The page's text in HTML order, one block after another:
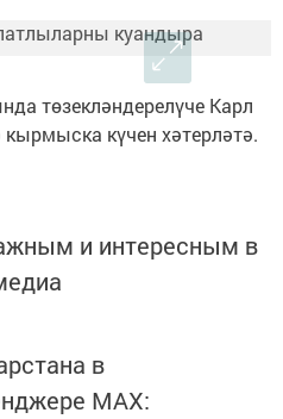
төзекләндерелүче Карл
күчен хәтерләтә.
и интересным в
в
MАХ: